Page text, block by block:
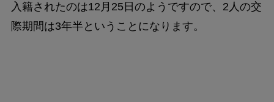
入籍されたのは12月25日のようですので、2人の交
際期間は3年半ということになります。